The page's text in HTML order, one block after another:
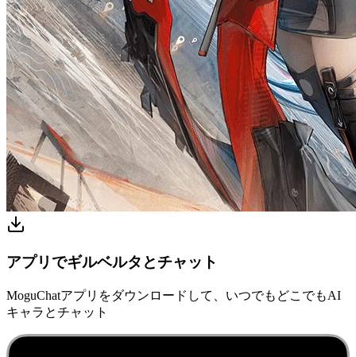
アプリでギルベルタとチャット
MoguChatアプリをダウンロードして、いつでもどこでもAI
キャラとチャット